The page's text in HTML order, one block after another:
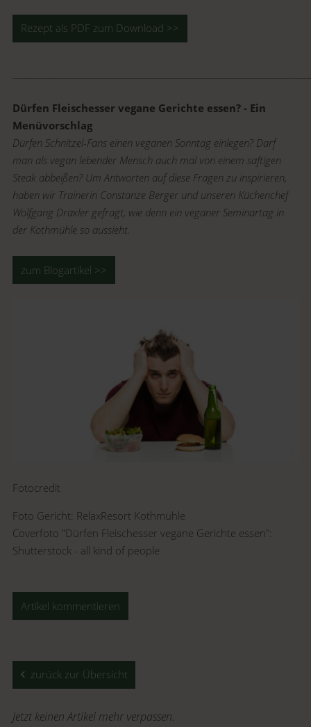
Rezept als PDF zum Download >>
Dürfen Fleischesser vegane Gerichte essen? - Ein
Menüvorschlag
Dürfen Schnitzel-Fans einen veganen Sonntag einlegen? Darf
man als vegan lebender Mensch auch mal von einem saftigen
Steak abbeißen? Um Antworten auf diese Fragen zu inspirieren,
haben wir Trainerin Constanze Berger und unseren Küchenchef
Wolfgang Draxler gefragt, wie denn ein veganer Seminartag in
der Kothmühle so aussieht.
zum Blogartikel >>
Fotocredit
Foto Gericht: RelaxResort Kothmühle
Coverfoto "Dürfen Fleischesser vegane Gerichte essen":
Shutterstock - all kind of people
Artikel kommentieren
zurück zur Übersicht
Jetzt keinen Artikel mehr verpassen.